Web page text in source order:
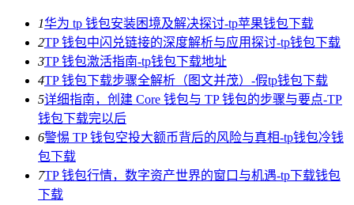
1华为 tp 钱包安装困境及解决探讨-tp苹果钱包下载
2TP 钱包中闪兑链接的深度解析与应用探讨-tp钱包下载
3TP 钱包激活指南-tp钱包下载地址
4TP 钱包下载步骤全解析（图文并茂）-假tp钱包下载
5详细指南，创建 Core 钱包与 TP 钱包的步骤与要点-TP
钱包下载完以后
6警惕 TP 钱包空投大额币背后的风险与真相-tp钱包冷钱
包下载
7TP 钱包行情，数字资产世界的窗口与机遇-tp下载钱包
下载